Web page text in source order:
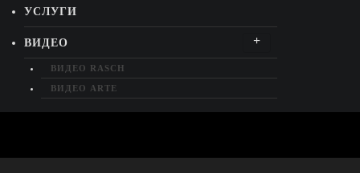
УСЛУГИ
ВИДЕО
ВИДЕО RASCH
ВИДЕО ARTE